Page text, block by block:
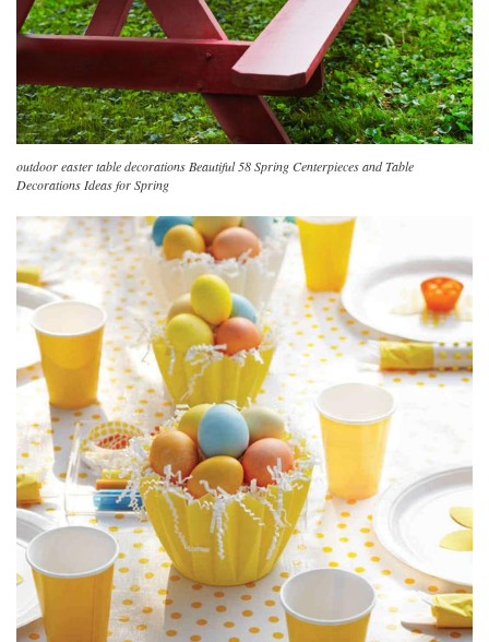
outdoor easter table decorations Beautiful 58 Spring Centerpieces and Table
Decorations Ideas for Spring